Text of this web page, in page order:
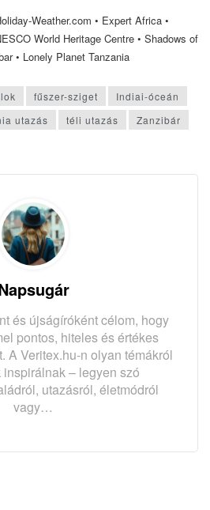
Weather.com • Expert Africa •
World Heritage Centre • Shadows of
• Lonely Planet Tanzania
fűszer-sziget
Indiai-óceán
utazás téli utazás
Zanzibár
és újságíróként célom, hogy
pontos, hiteles és értékes
A Veritex.hu-n olyan témákról
inspirálnak – legyen szó
utazásról, életmódról
vagy…